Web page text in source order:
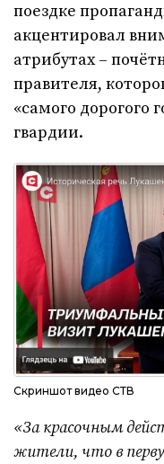
поездке
акцентировал
атрибутах –
правителя,
«самого дорогого
гвардии.
Скриншот видео СТВ
«За красочным
жители, что в